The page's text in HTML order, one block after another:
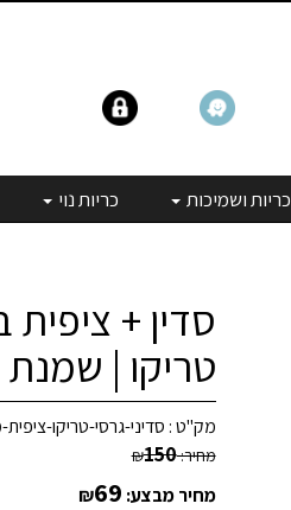
כריות ושמיכות כריות נוי
סדין +
טריקו |
מק"ט : סדיני-גרסי-טריקו-
מחיר: ₪150
מחיר מבצע: ₪69